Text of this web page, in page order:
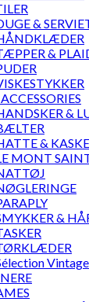
&
&
&
&
MONT
&
Vintage